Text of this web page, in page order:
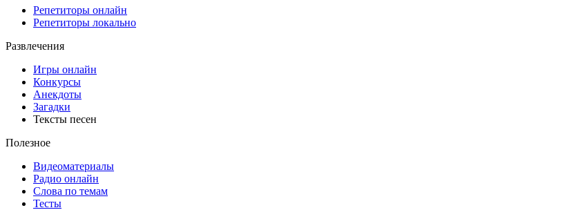
Репетиторы онлайн
Репетиторы локально
Развлечения
Игры онлайн
Конкурсы
Анекдоты
Загадки
Тексты песен
Полезное
Видеоматериалы
Радио онлайн
Слова по темам
Тесты